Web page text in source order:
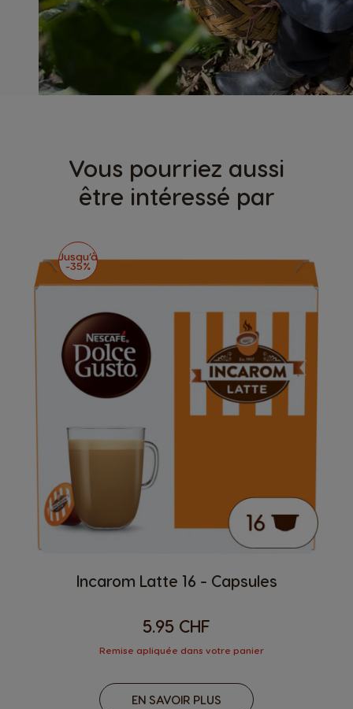
Vous pourriez aussi
être intéressé par
Jusqu’à
-35%
Incarom Latte 16 - Capsules
5.95 CHF
Remise apliquée dans votre panier
EN SAVOIR PLUS